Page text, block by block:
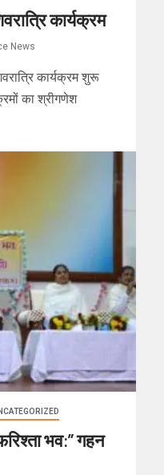
कार्यक्रम
News
कार्यक्रम शुरू
का श्रीगणेश
भव:” गहन